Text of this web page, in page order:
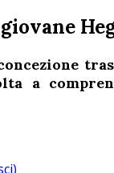
a